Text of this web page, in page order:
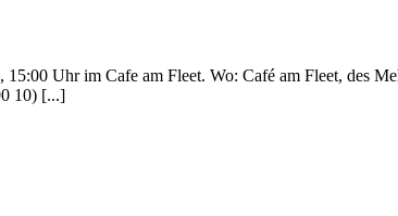
Uhr im Cafe am Fleet. Wo: Café am Fleet, des
10) [...]